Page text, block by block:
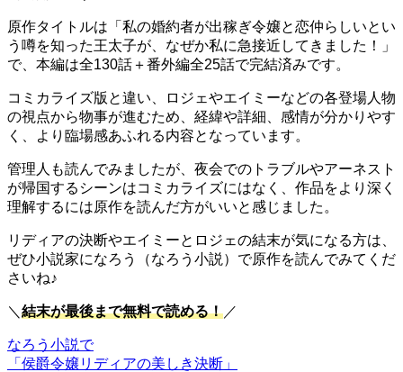
原作タイトルは「私の婚約者が出稼ぎ令嬢と恋仲らしいとい
う噂を知った王太子が、なぜか私に急接近してきました！」
で、本編は全130話＋番外編全25話で完結済みです。
コミカライズ版と違い、ロジェやエイミーなどの各登場人物
の視点から物事が進むため、経緯や詳細、感情が分かりやす
く、より臨場感あふれる内容となっています。
管理人も読んでみましたが、夜会でのトラブルやアーネスト
が帰国するシーンはコミカライズにはなく、作品をより深く
理解するには原作を読んだ方がいいと感じました。
リディアの決断やエイミーとロジェの結末が気になる方は、
ぜひ小説家になろう（なろう小説）で原作を読んでみてくだ
さいね♪
＼ 結末が最後まで無料で読める！／
なろう小説で
「侯爵令嬢リディアの美しき決断」